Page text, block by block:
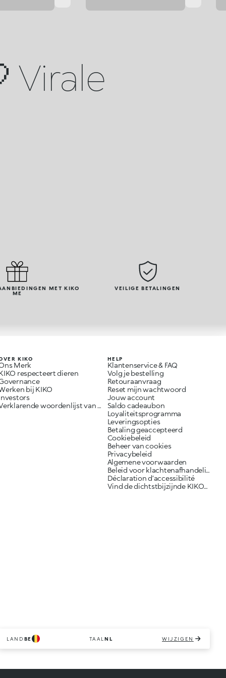
Virale
MET KIKO
ME
VEILIGE BETALINGEN
KIKO
Merk
respecteert dieren
bij KIKO
Verklarende woordenlijst van ingrediënten
HELP
Klantenservice & FAQ
Volg je bestelling
Retouraanvraag
Reset mijn wachtwoord
Jouw account
Saldo cadeaubon
Loyaliteitsprogramma
Leveringsopties
Betaling geaccepteerd
Cookiebeleid
Beheer van cookies
Privacybeleid
Algemene voorwaarden
Beleid voor klachtenafhandeling
Déclaration d’accessibilité
Vind de dichtstbijzijnde KIKO-winkel
LAND BE TAALNL WIJZIGEN